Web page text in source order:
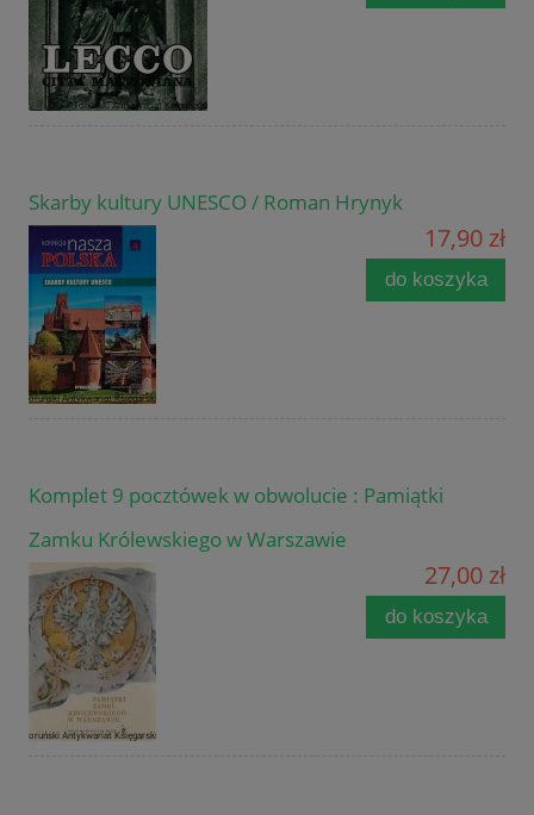
Skarby kultury UNESCO / Roman Hrynyk
17,90 zł
do koszyka
Komplet 9 pocztówek w obwolucie : Pamiątki
Zamku Królewskiego w Warszawie
27,00 zł
do koszyka